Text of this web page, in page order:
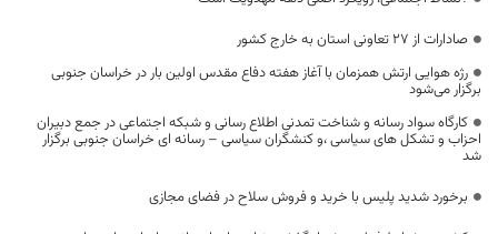
صادارات از 27 تعاونی استان به خارج کشور
رژه هوایی ارتش همزمان با آغاز هفته دفاع مقدس اولین بار در خراسان جنوبی
برگزار می‌شود
کارگاه سواد رسانه و شناخت تمدنی اطلاع رسانی و شبکه اجتماعی در جمع دبیران
احزاب و تشکل های سیاسی ،و کنشگران سیاسی – رسانه ای خراسان جنوبی برگزار
شد
برخورد شدید پلیس با خرید و فروش سلاح در فضای مجازی